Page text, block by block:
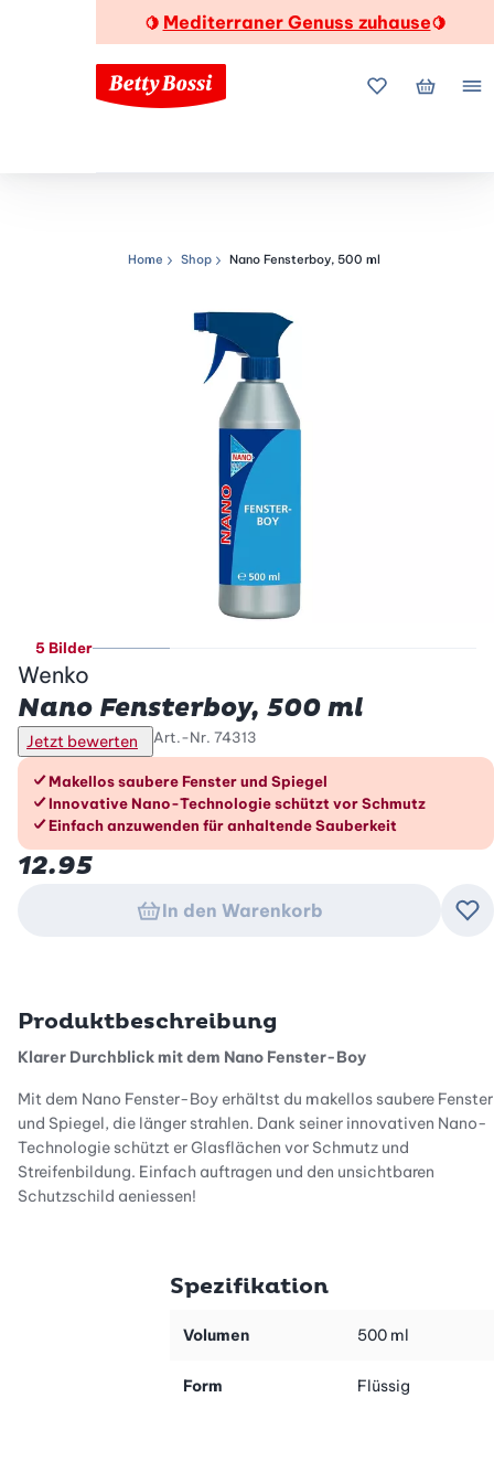
🍋 Mediterraner Genuss zuhause🍋
MeineMein
Navigationspfad
Home Shop Nano Fensterboy, 500 ml
5 Bilder
Wenko
Nano Fensterboy, 500 ml
Jetzt bewerten Art.-Nr. 74313
Die Vorteile im Überblick
Makellos saubere Fenster und Spiegel
Innovative Nano-Technologie schützt vor Schmutz
Einfach anzuwenden für anhaltende Sauberkeit
12.95
In den Warenkorb
Produktbeschreibung
Klarer Durchblick mit dem Nano Fenster-Boy
Mit dem Nano Fenster-Boy erhältst du makellos saubere Fenster
und Spiegel, die länger strahlen. Dank seiner innovativen Nano-
Technologie schützt er Glasflächen vor Schmutz und
Streifenbildung. Einfach auftragen und den unsichtbaren
Schutzschild geniessen!
Der Nano Fenster-Boy ist kinderleicht zu verwenden: Trage ihn
wirken. Er sorgt dafür, dass Schmutz schwerer haftet und Regen
Für vielseitige Glasflächen geeignet
Spezifikation
Volumen 500 ml
Form Flüssig